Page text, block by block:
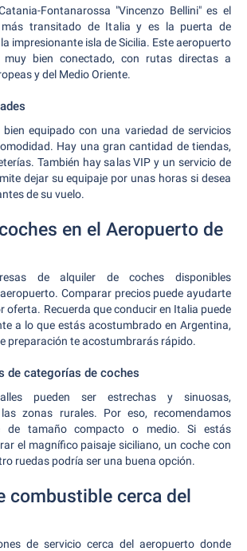
Fontanarossa "Vincenzo Bellini" es el
más transitado de Italia y es la puerta de
impresionante isla de Sicilia. Este aeropuerto
muy bien conectado, con rutas directas a
y del Medio Oriente.
equipado con una variedad de servicios
Hay una gran cantidad de tiendas,
También hay salas VIP y un servicio de
dejar su equipaje por unas horas si desea
de su vuelo.
en el Aeropuerto de
de alquiler de coches disponibles
Comparar precios puede ayudarte
oferta. Recuerda que conducir en Italia puede
a lo que estás acostumbrado en Argentina,
preparación te acostumbrarás rápido.
de categorías de coches
pueden ser estrechas y sinuosas,
zonas rurales. Por eso, recomendamos
de tamaño compacto o medio. Si estás
el magnífico paisaje siciliano, un coche con
ruedas podría ser una buena opción.
combustible cerca del
de servicio cerca del aeropuerto donde